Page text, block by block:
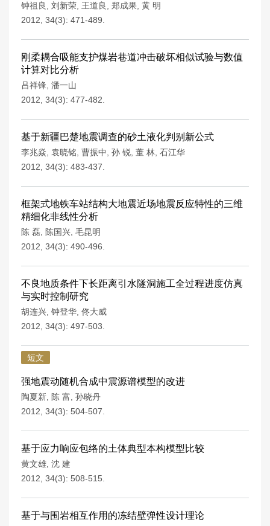
钟祖良 刘新荣 王道良 郑成果 黄 明
2012, 34(3): 471-489.
刚柔耦合吸能支护煤岩巷道冲击破坏相似试验与数值
计算对比分析
吕祥锋 潘一山
2012, 34(3): 477-482.
基于新疆巴楚地震调查的砂土液化判别新公式
李兆焱 袁晓铭 曹振中 孙 锐 董 林 石江华
2012, 34(3): 483-437.
框架式地铁车站结构大地震近场地震反应特性的三维
精细化非线性分析
陈 磊 陈国兴 毛昆明
2012, 34(3): 490-496.
不良地质条件下长距离引水隧洞施工全过程进度仿真
与实时控制研究
胡连兴 钟登华 佟大威
2012, 34(3): 497-503.
短文
强地震动随机合成中震源谱模型的改进
陶夏新 陈 富 孙晓丹
2012, 34(3): 504-507.
基于应力响应包络的土体典型本构模型比较
黄文雄 沈 建
2012, 34(3): 508-515.
基于与围岩相互作用的冻结壁弹性设计理论